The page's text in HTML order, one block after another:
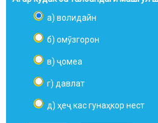
а) волидайн
б) омӯзгорон
в) ҷомеа
г) давлат
д) ҳеҷ кас гунаҳкор нест